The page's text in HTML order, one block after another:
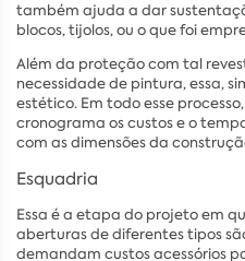
também ajuda a dar
blocos, tijolos, ou o que foi
Além da proteção com tal
necessidade de pintura, essa,
estético. Em todo esse
cronograma os custos e o
com as dimensões da
Esquadria
Essa é a etapa do projeto em
aberturas de diferentes tipos
demandam custos acessórios